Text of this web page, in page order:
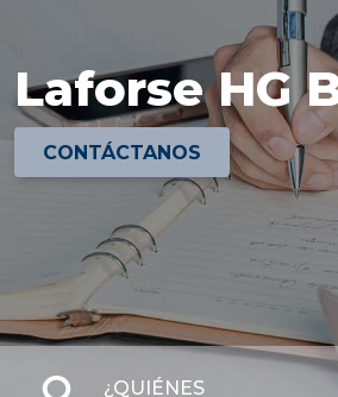
Laforse HG
CONTÁCTANOS
¿QUIÉNES